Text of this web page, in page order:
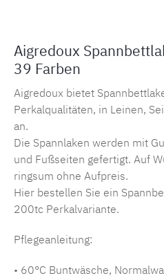
Aigredoux
39 Farben
Aigredoux bietet
Perkalqualitäten, in Leinen,
an.
Die Spannlaken werden mit
und Fußseiten gefertigt. Auf
ringsum ohne Aufpreis.
Hier bestellen Sie ein
200tc Perkalvariante.
Pflegeanleitung:
• 60°C Buntwäsche,